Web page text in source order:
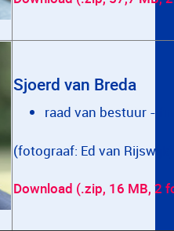
Sjoerd van Breda
raad van bestuur -
(fotograaf: Ed van Rijswijk)
Download (.zip, 16 MB, 2